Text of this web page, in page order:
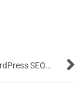
6个最佳的WordPress SEO写作助手